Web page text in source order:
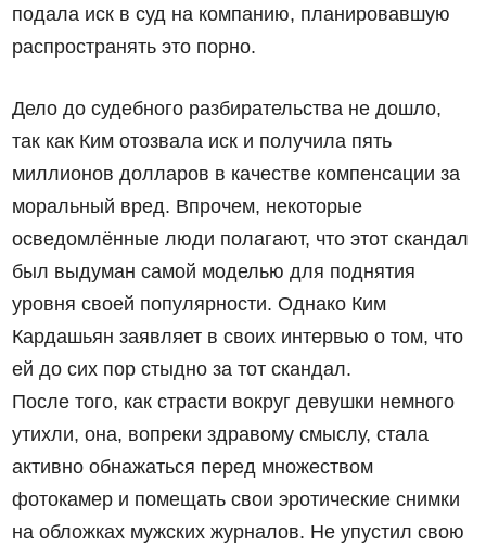
подала иск в суд на компанию, планировавшую
распространять это порно.
Дело до судебного разбирательства не дошло,
так как Ким отозвала иск и получила пять
миллионов долларов в качестве компенсации за
моральный вред. Впрочем, некоторые
осведомлённые люди полагают, что этот скандал
был выдуман самой моделью для поднятия
уровня своей популярности. Однако Ким
Кардашьян заявляет в своих интервью о том, что
ей до сих пор стыдно за тот скандал.
После того, как страсти вокруг девушки немного
утихли, она, вопреки здравому смыслу, стала
активно обнажаться перед множеством
фотокамер и помещать свои эротические снимки
на обложках мужских журналов. Не упустил свою